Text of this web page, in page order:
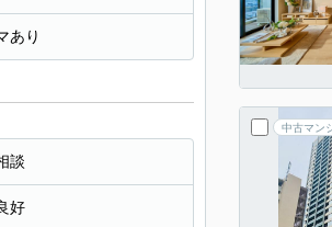
中古マン
あり
談
好